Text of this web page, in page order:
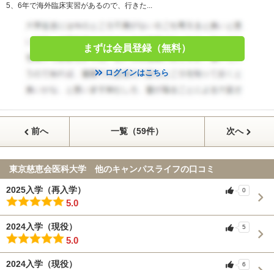
5、6年で海外臨床実習があるので、行きた...
まずは会員登録（無料）
ログインはこちら
前へ 一覧（59件） 次へ
東京慈恵会医科大学 他のキャンパスライフの口コミ
2025入学（再入学）
5.0
0
2024入学（現役）
5.0
5
2024入学（現役） 6